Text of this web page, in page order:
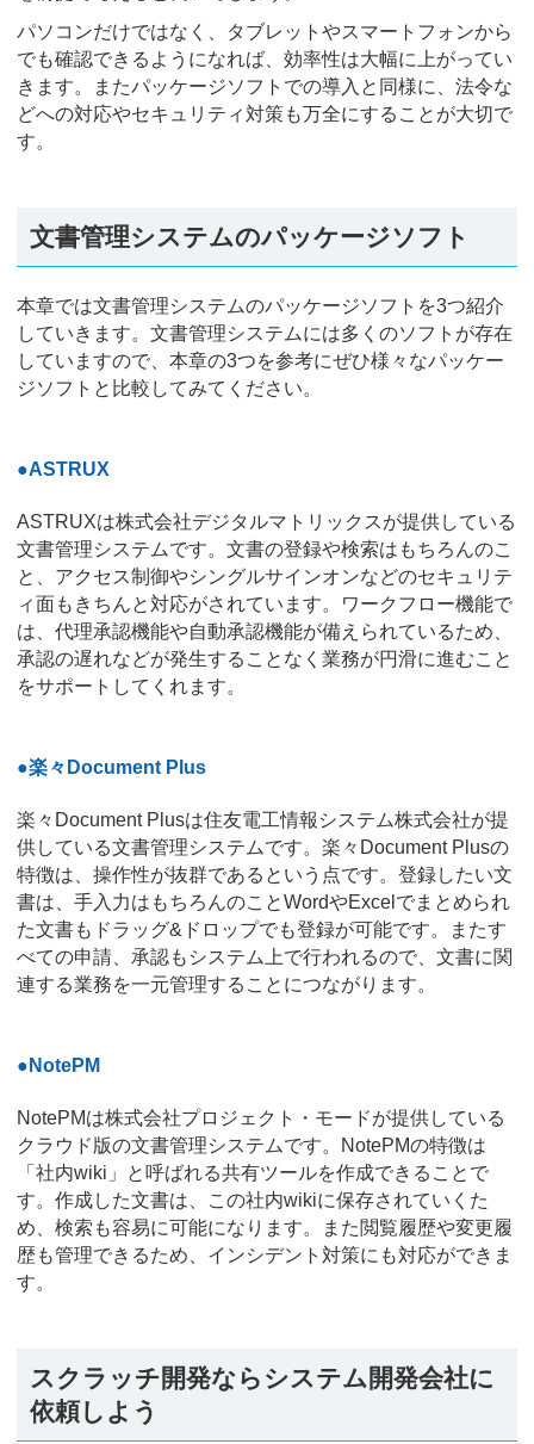
パソコンだけではなく、タブレットやスマートフォンから
でも確認できるようになれば、効率性は大幅に上がってい
きます。またパッケージソフトでの導入と同様に、法令な
どへの対応やセキュリティ対策も万全にすることが大切で
す。
文書管理システムのパッケージソフト
本章では文書管理システムのパッケージソフトを3つ紹介
していきます。文書管理システムには多くのソフトが存在
していますので、本章の3つを参考にぜひ様々なパッケー
ジソフトと比較してみてください。
●ASTRUX
ASTRUXは株式会社デジタルマトリックスが提供している
文書管理システムです。文書の登録や検索はもちろんのこ
と、アクセス制御やシングルサインオンなどのセキュリテ
ィ面もきちんと対応がされています。ワークフロー機能で
は、代理承認機能や自動承認機能が備えられているため、
承認の遅れなどが発生することなく業務が円滑に進むこと
をサポートしてくれます。
●楽々Document Plus
楽々Document Plusは住友電工情報システム株式会社が提
供している文書管理システムです。楽々Document Plusの
特徴は、操作性が抜群であるという点です。登録したい文
書は、手入力はもちろんのことWordやExcelでまとめられ
た文書もドラッグ&ドロップでも登録が可能です。またす
べての申請、承認もシステム上で行われるので、文書に関
連する業務を一元管理することにつながります。
●NotePM
NotePMは株式会社プロジェクト・モードが提供している
クラウド版の文書管理システムです。NotePMの特徴は
「社内wiki」と呼ばれる共有ツールを作成できることで
す。作成した文書は、この社内wikiに保存されていくた
め、検索も容易に可能になります。また閲覧履歴や変更履
歴も管理できるため、インシデント対策にも対応ができま
す。
スクラッチ開発ならシステム開発会社に
依頼しよう